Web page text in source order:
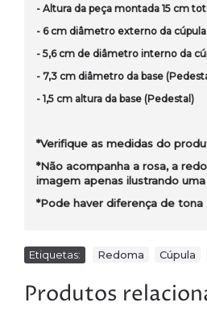
- Altura da peça montada 15 cm
- 6 cm diâmetro externo da cúpula
- 5,6 cm de diâmetro interno da
- 7,3 cm diâmetro da base
- 1,5 cm altura da base (Pedestal)
*Verifique as medidas do
*Não acompanha a rosa, a
imagem apenas ilustrando
*Pode haver diferença de tona
Etiquetas: Redoma Cúpula
Produtos